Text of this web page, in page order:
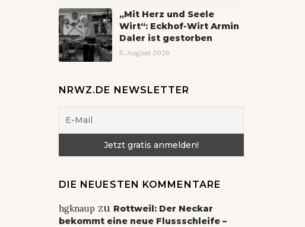
„Mit Herz und Seele
Wirt“: Eckhof-Wirt Armin
Daler ist gestorben
5. August 2026
NRWZ.DE NEWSLETTER
DIE NEUESTEN KOMMENTARE
hgknaupzu Rottweil: Der Neckar
bekommt eine neue Flussschleife –